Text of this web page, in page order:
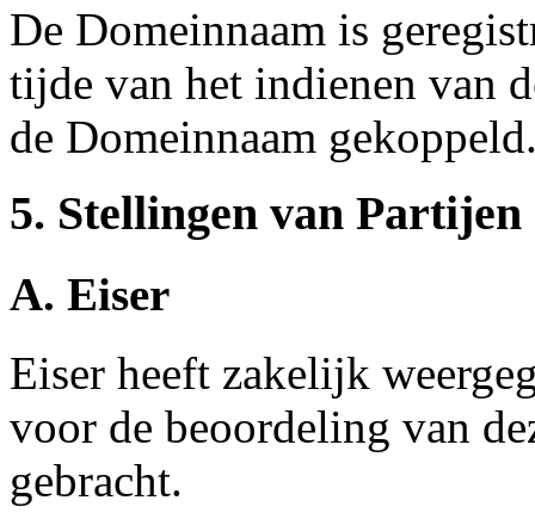
De Domeinnaam is
tijde van het indienen van
de Domeinnaam
5. Stellingen van Partijen
A. Eiser
Eiser heeft zakelijk
voor de beoordeling van
gebracht.